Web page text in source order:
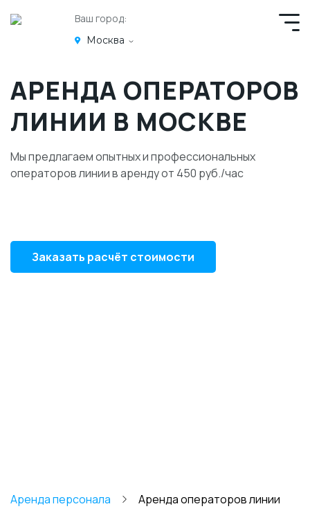
Ваш город:
Москва
АРЕНДА ОПЕРАТОРОВ
ЛИНИИ В МОСКВЕ
Мы предлагаем опытных и профессиональных
операторов линии в аренду от 450 руб./час
Заказать расчёт стоимости
Аренда персонала Аренда операторов линии